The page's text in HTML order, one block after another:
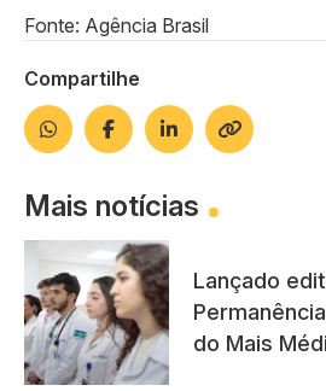
Fonte: Agência Brasil
Compartilhe
Mais notícias
Lançado
do Mais